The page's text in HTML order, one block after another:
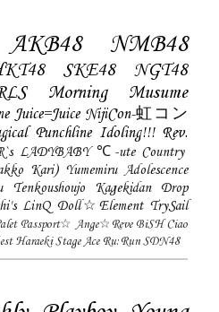
AKB48 NMB48
SKE48
NGT48
Morning Musume
Juice=Juice NijiCon-虹コン
Punchline Idoling!!! Rev.
LADYBABY ℃-ute Country
Kari) Yumemiru Adolescence
Tenkoushoujo Kagekidan
Drop
LinQ Doll☆Element TrySail
Passport☆ Ange☆Reve BiSH Ciao
Haraeki Stage Ace Ru:Run SDN48